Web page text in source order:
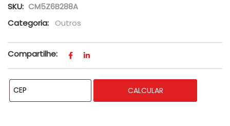
SKU: CM5Z6B288A
Categoria:
Outros
Compartilhe:
CALCULAR